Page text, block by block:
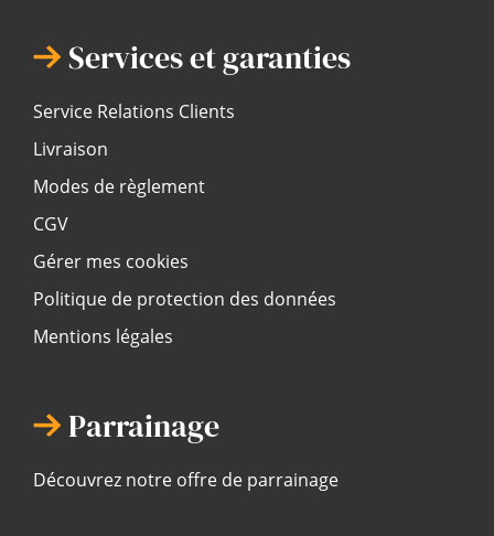
Services et garanties
Service Relations Clients
Livraison
Modes de règlement
CGV
Gérer mes cookies
Politique de protection des données
Mentions légales
Parrainage
Découvrez notre offre de parrainage